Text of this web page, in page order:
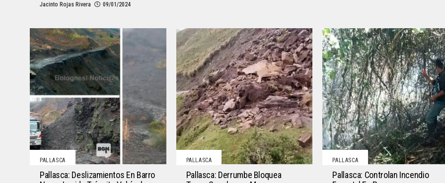
Jacinto Rojas Rivera 09/01/2024
PALLASCA
Pallasca: Deslizamientos En Barro
PALLASCA
Pallasca: Derrumbe Bloquea
PALLASCA
Pallasca: Controlan Incendio